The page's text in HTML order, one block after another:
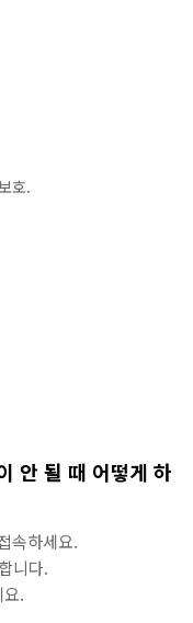
호.
안 될 때 어떻게 하
속하세요.
니다.
.